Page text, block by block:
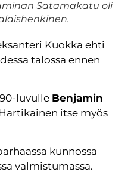
Satamakatu oli
Kuokka ehti
talossa ennen
luvulle Benjamin
itse myös
kunnossa
valmistumassa.